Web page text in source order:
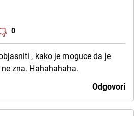
0
, kako je moguce da je
zna. Hahahahaha.
Odgovori